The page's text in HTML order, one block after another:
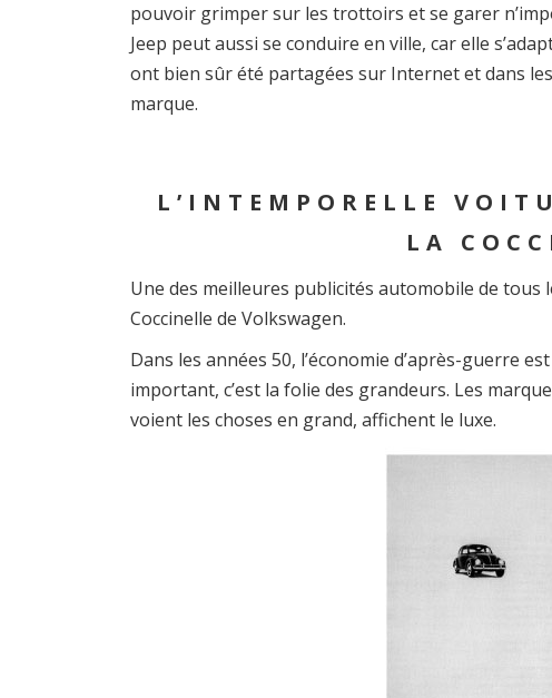
pouvoir grimper sur les trottoirs et se garer
Jeep peut aussi se conduire en ville, car elle
ont bien sûr été partagées sur Internet et dans
marque.
L’INTEMPORELLE
LA
Une des meilleures publicités automobile de tous
Coccinelle de Volkswagen.
Dans les années 50, l’économie d’après-guerre
important, c’est la folie des grandeurs. Les
voient les choses en grand, affichent le luxe.